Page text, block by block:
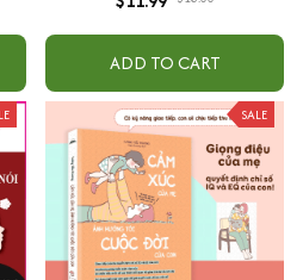
quang
ADD TO CART
SALE